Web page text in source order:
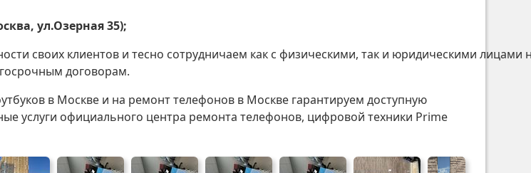
ул.Озерная 35);
своих клиентов и тесно сотрудничаем как с физическими, так и юридическими лицами
договорам.
в Москве и на ремонт телефонов в Москве гарантируем доступную
услуги официального центра ремонта телефонов, цифровой техники Prime